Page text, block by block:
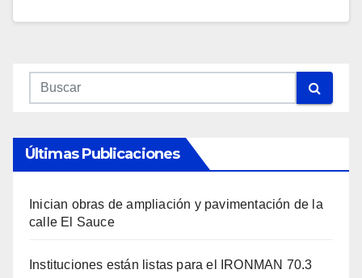
Últimas Publicaciones
Inician obras de ampliación y pavimentación de la
calle El Sauce
Instituciones están listas para el IRONMAN 70.3